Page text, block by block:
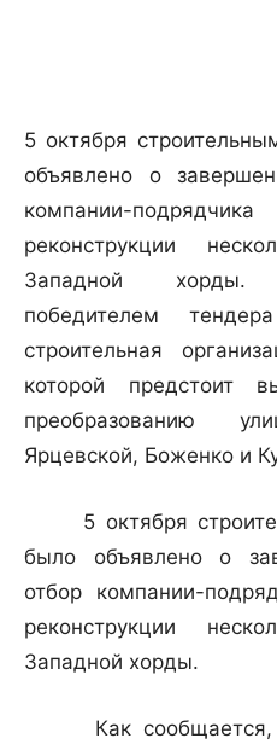
5 октября
объявлено о
компании-
реконструкции
Западной хорды.
победителем
строительная
которой предстоит
преобразованию
Ярцевской, Боженко и
5 октября
было объявлено о
отбор компании-
реконструкции
Западной хорды.
Как сообщается,